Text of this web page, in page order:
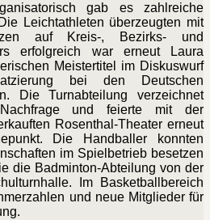
gab es zahlreiche
Leichtathleten überzeugten mit
auf Kreis-, Bezirks- und
erfolgreich war erneut Laura
Meistertitel im Diskuswurf
bei den Deutschen
Die Turnabteilung verzeichnet
und feierte mit der
Rosenthal-Theater erneut
Die Handballer konnten
im Spielbetrieb besetzen
die Badminton-Abteilung von der
Im Basketballbereich
und neue Mitglieder für